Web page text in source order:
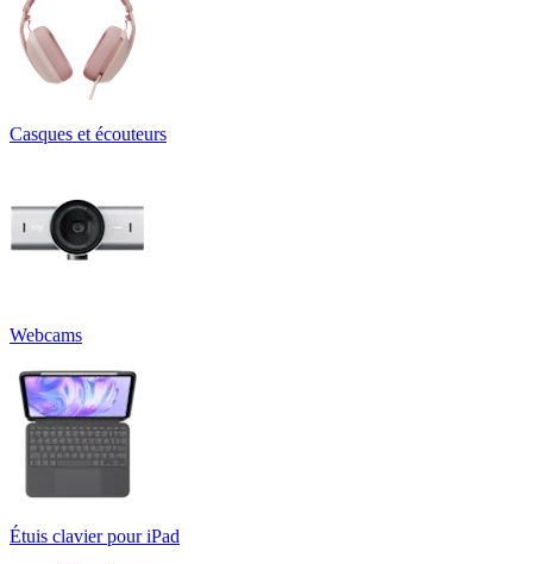
Casques et écouteurs
Webcams
Étuis clavier pour iPad